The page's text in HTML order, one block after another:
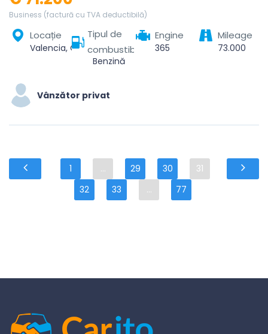
Business (factură cu TVA deductibilă)
Locație
Valencia, Comarca de València, Valencia, Valencian Community, Spain
Tipul de
combustibil
Benzină
Engine
365
Mileage
73.000
Vânzător privat
1 ... 29 30
31
32
33 ... 77